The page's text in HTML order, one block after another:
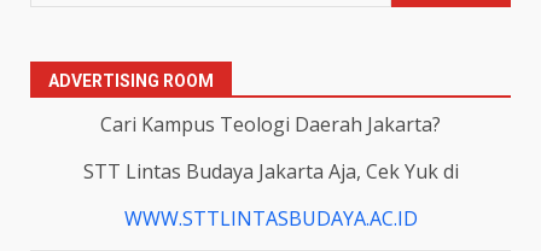
ADVERTISING ROOM
Cari Kampus Teologi Daerah Jakarta?
STT Lintas Budaya Jakarta Aja, Cek Yuk di
WWW.STTLINTASBUDAYA.AC.ID